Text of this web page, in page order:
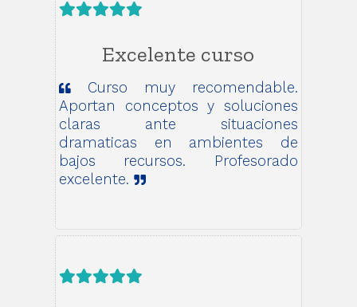
Excelente curso
Curso muy recomendable.
Aportan conceptos y soluciones
claras ante situaciones
dramaticas en ambientes de
bajos recursos. Profesorado
excelente.